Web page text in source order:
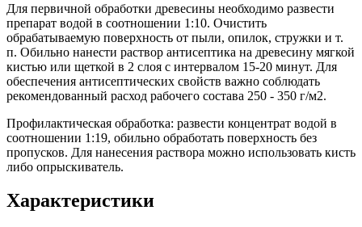
Для первичной обработки древесины необходимо развести
препарат водой в соотношении 1:10. Очистить
обрабатываемую поверхность от пыли, опилок, стружки и т.
п. Обильно нанести раствор антисептика на древесину мягкой
кистью или щеткой в 2 слоя с интервалом 15-20 минут. Для
обеспечения антисептических свойств важно соблюдать
рекомендованный расход рабочего состава 250 - 350 г/м2.
Профилактическая обработка: развести концентрат водой в
соотношении 1:19, обильно обработать поверхность без
пропусков. Для нанесения раствора можно использовать кисть
либо опрыскиватель.
Характеристики